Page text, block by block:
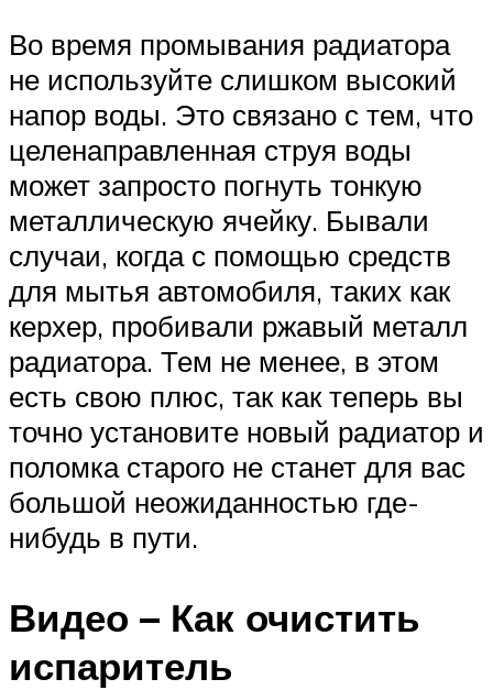
Во время промывания радиатора
не используйте слишком высокий
напор воды. Это связано с тем, что
целенаправленная струя воды
может запросто погнуть тонкую
металлическую ячейку. Бывали
случаи, когда с помощью средств
для мытья автомобиля, таких как
керхер, пробивали ржавый металл
радиатора. Тем не менее, в этом
есть свою плюс, так как теперь вы
точно установите новый радиатор и
поломка старого не станет для вас
большой неожиданностью где-
нибудь в пути.
Видео – Как очистить
испаритель